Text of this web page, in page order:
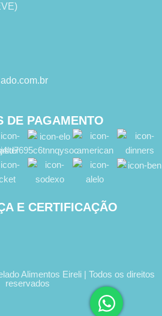
DE PAGAMENTO
E CERTIFICAÇÃO
Alimentos Eireli | Todos os direitos
reservados